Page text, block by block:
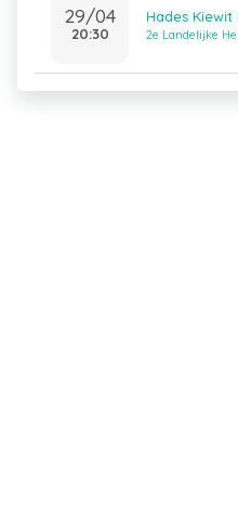
29/04
20:30
Hades Kiewit
2e Landelijke